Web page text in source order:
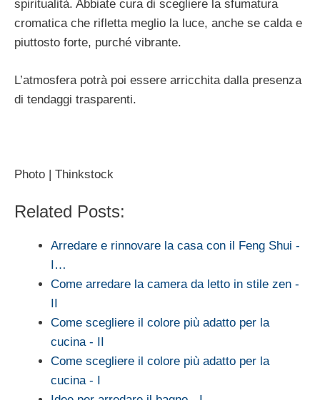
spiritualità. Abbiate cura di scegliere la sfumatura
cromatica che rifletta meglio la luce, anche se calda e
piuttosto forte, purché vibrante.
L’atmosfera potrà poi essere arricchita dalla presenza
di tendaggi trasparenti.
Photo | Thinkstock
Related Posts:
Arredare e rinnovare la casa con il Feng Shui -
I…
Come arredare la camera da letto in stile zen -
II
Come scegliere il colore più adatto per la
cucina - II
Come scegliere il colore più adatto per la
cucina - I